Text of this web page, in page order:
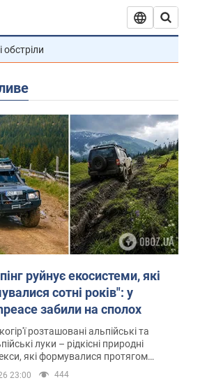
обстріли
руйнує екосистеми, які
сотні років": у
забили на сполох
розташовані альпійські та
луки – рідкісні природні
які формувалися протягом
23:00 444